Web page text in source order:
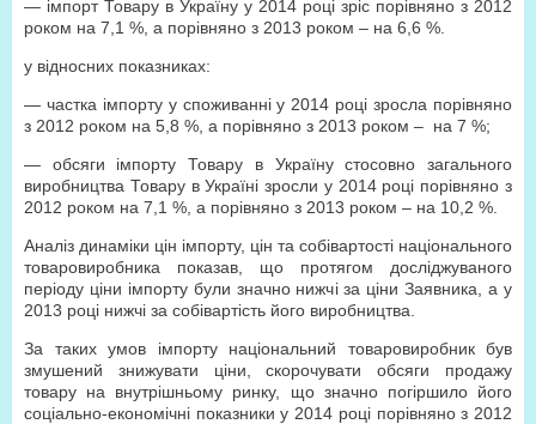
— імпорт Товару в Україну у 2014 році зріс порівняно з 2012
роком на 7,1 %, а порівняно з 2013 роком – на 6,6 %.
у відносних показниках:
— частка імпорту у споживанні у 2014 році зросла порівняно
з 2012 роком на 5,8 %, а порівняно з 2013 роком – на 7 %;
— обсяги імпорту Товару в Україну стосовно загального
виробництва Товару в Україні зросли у 2014 році порівняно з
2012 роком на 7,1 %, а порівняно з 2013 роком – на 10,2 %.
Аналіз динаміки цін імпорту, цін та собівартості національного
товаровиробника показав, що протягом досліджуваного
періоду ціни імпорту були значно нижчі за ціни Заявника, а у
2013 році нижчі за собівартість його виробництва.
За таких умов імпорту національний товаровиробник був
змушений знижувати ціни, скорочувати обсяги продажу
товару на внутрішньому ринку, що значно погіршило його
соціально-економічні показники у 2014 році порівняно з 2012